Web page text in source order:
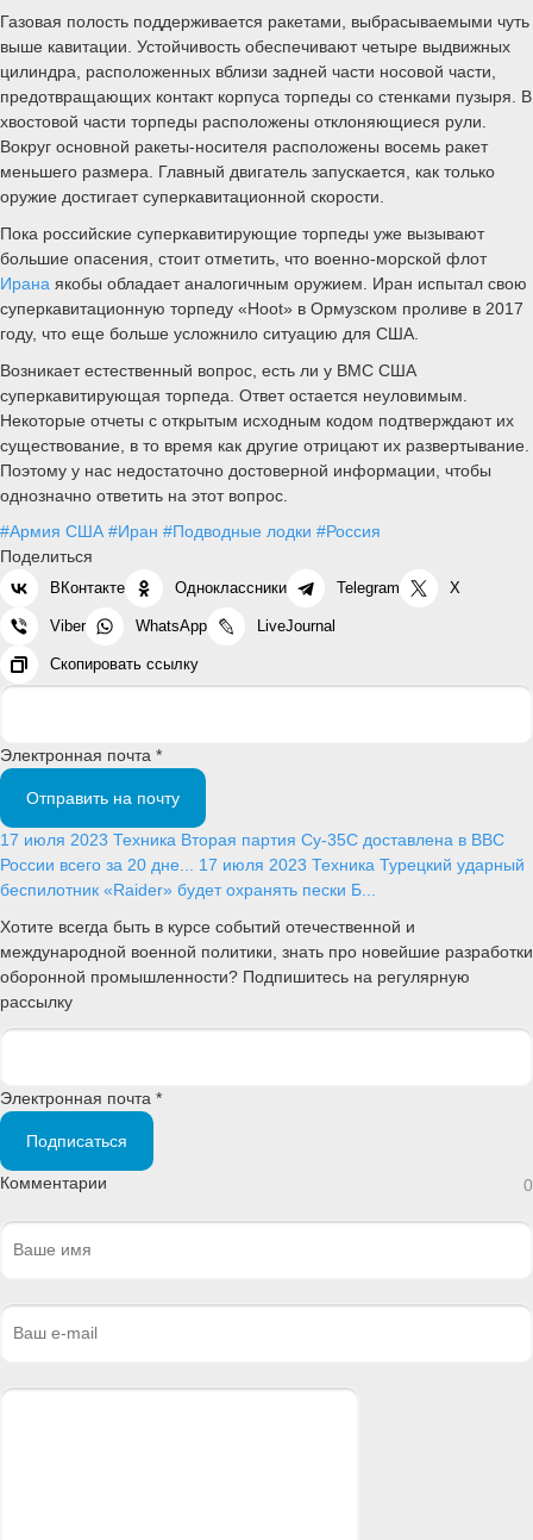
Газовая полость поддерживается ракетами, выбрасываемыми чуть
выше кавитации. Устойчивость обеспечивают четыре выдвижных
цилиндра, расположенных вблизи задней части носовой части,
предотвращающих контакт корпуса торпеды со стенками пузыря. В
хвостовой части торпеды расположены отклоняющиеся рули.
Вокруг основной ракеты-носителя расположены восемь ракет
меньшего размера. Главный двигатель запускается, как только
оружие достигает суперкавитационной скорости.
Пока российские суперкавитирующие торпеды уже вызывают
большие опасения, стоит отметить, что военно-морской флот
Ирана якобы обладает аналогичным оружием. Иран испытал свою
суперкавитационную торпеду «Hoot» в Ормузском проливе в 2017
году, что еще больше усложнило ситуацию для США.
Возникает естественный вопрос, есть ли у ВМС США
суперкавитирующая торпеда. Ответ остается неуловимым.
Некоторые отчеты с открытым исходным кодом подтверждают их
существование, в то время как другие отрицают их развертывание.
Поэтому у нас недостаточно достоверной информации, чтобы
однозначно ответить на этот вопрос.
#Армия США #Иран #Подводные лодки #Россия
Поделиться
ВКонтакте Одноклассники Telegram X
Viber WhatsApp LiveJournal
Скопировать ссылку
Электронная почта *
Отправить на почту
17 июля 2023 Техника Вторая партия Су-35С доставлена в ВВС
России всего за 20 дне... 17 июля 2023 Техника Турецкий ударный
беспилотник «Raider» будет охранять пески Б...
Хотите всегда быть в курсе событий отечественной и
международной военной политики, знать про новейшие разработки
оборонной промышленности? Подпишитесь на регулярную
рассылку
Электронная почта *
Подписаться
Комментарии 0